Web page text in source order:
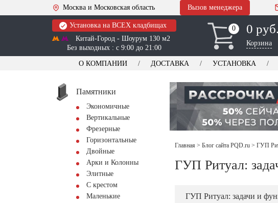
Москва и Московская область Вызов менеджера
Установка на ВСЕХ кладбищах
Китай-Город - Шоурум 130 м2
Без выходных : с 9:00 до 21:00
0
0 0 руб.
Корзина
О КОМПАНИИ ДОСТАВКА УСТАНОВКА
Памятники
Экономичные
Вертикальные
Фрезерные
Горизонтальные
Двойные
Арки и Колонны
Элитные
С крестом
Маленькие
Главная > Блог сайта PQD.ru > ГУП
ГУП Ритуал:
ГУП Ритуал: задачи и